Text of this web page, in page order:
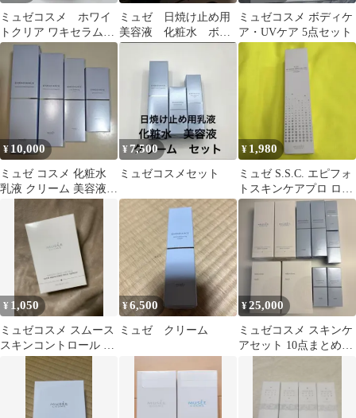
ミュゼコスメ ホワイ
トクリア ワキセラム
30gワキ用美容液
ミュゼ 日焼け止め用
美容液 化粧水 ボデ
ィスクラブ
ミュゼコスメ ボディケ
ア・UVケア 5点セット
¥ 10,000
ミュゼ コスメ 化粧水
乳液 クリーム 美容液 4
¥ 7,500
ミュゼコスメセット
¥ 1,980
ミュゼ S.S.C. エピフォ
トスキンケアプロ ロー
ション 195mL
¥ 1,050
ミュゼコスメ スムース
スキンコントロール リ
ッチモイスチャーミル
クセラム
¥6,500
ミュゼ クリーム
¥25,000
ミュゼコスメ スキンケ
アセット 10点まとめ売